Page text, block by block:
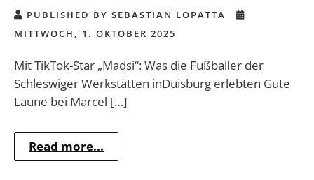
PUBLISHED BY SEBASTIAN LOPATTA
MITTWOCH, 1. OKTOBER 2025
Mit TikTok-Star „Madsi“: Was die Fußballer der
Schleswiger Werkstätten inDuisburg erlebten Gute
Laune bei Marcel […]
Read more...